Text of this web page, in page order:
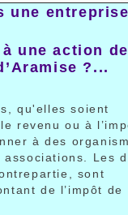
une
une action de
?...
qu'elles soient
revenu ou à
à des
Les
sont
de l’impôt de